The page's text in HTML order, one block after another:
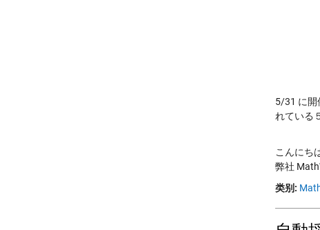
5/31 に開
れている
こんにち
弊社
类别: